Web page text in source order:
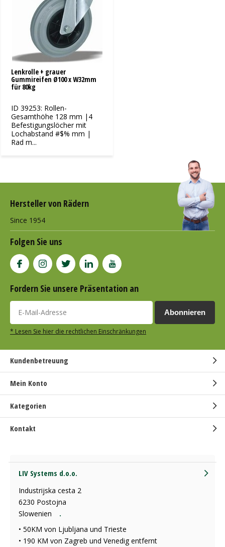
Lenkrolle + grauer
Gummireifen Ø100 x W32mm
für 80kg
ID 39253: Rollen-
Gesamthöhe 128 mm |4
Befestigungslöcher mit
Lochabstand #$% mm |
Rad m...
Hersteller von Rädern
Since 1954
Folgen Sie uns
Fordern Sie unsere Präsentation an
Abonnieren
* Lesen Sie hier die rechtlichen Einschränkungen
Kundenbetreuung
Mein Konto
Kategorien
Kontakt
LIV Systems d.o.o.
Industrijska cesta 2
6230 Postojna
Slowenien
.
• 50KM von Ljubljana und Trieste
• 190 KM von Zagreb und Venedig entfernt